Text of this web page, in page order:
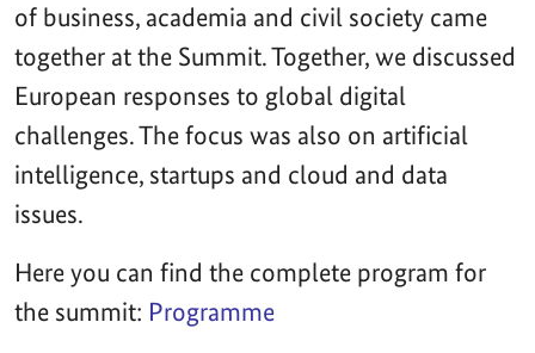
of business, academia and civil society came
together at the Summit. Together, we discussed
European responses to global digital
challenges. The focus was also on artificial
intelligence, startups and cloud and data
issues.
Here you can find the complete program for
the summit: Programme